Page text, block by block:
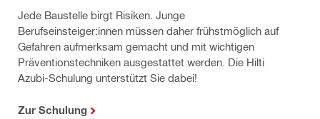
Jede Baustelle birgt Risiken. Junge
Berufseinsteiger:innen müssen daher frühstmöglich auf
Gefahren aufmerksam gemacht und mit wichtigen
Präventionstechniken ausgestattet werden. Die Hilti
Azubi-Schulung unterstützt Sie dabei!
Zur Schulung